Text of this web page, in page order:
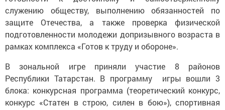
служению обществу, выполнению обязанностей по
защите Отечества, а также проверка физической
подготовленности молодежи допризывного возраста в
рамках комплекса «Готов к труду и обороне».
В зональной игре приняли участие 8 районов
Республики Татарстан. В программу игры вошли 3
блока: конкурсная программа (теоретический конкурс,
конкурс «Статен в строю, силен в бою»), спортивная